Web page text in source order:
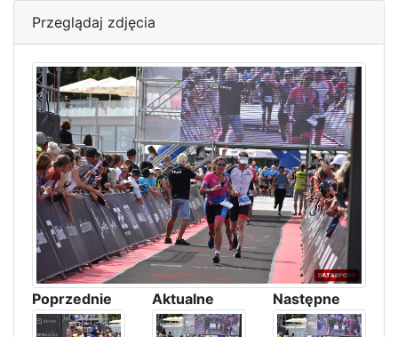
Przeglądaj zdjęcia
Poprzednie Aktualne Następne